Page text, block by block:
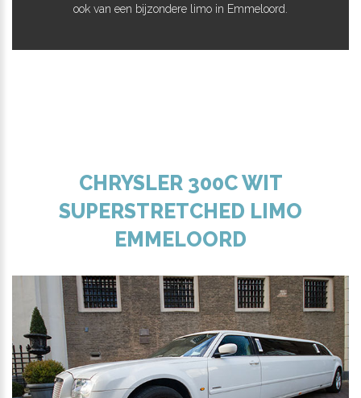
ook van een bijzondere limo in Emmeloord.
CHRYSLER 300C WIT
SUPERSTRETCHED LIMO
EMMELOORD